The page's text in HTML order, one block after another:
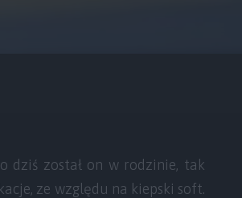
dziś został on w rodzinie, tak
ze względu na kiepski soft.